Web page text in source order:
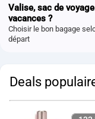
Valise, sac de
vacances ?
Choisir le bon bagage
départ
Deals